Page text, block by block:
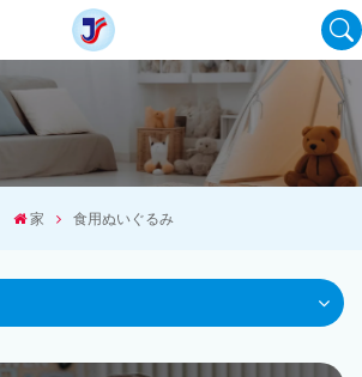
家 食用ぬいぐるみ